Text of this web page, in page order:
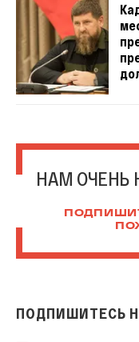
НАМ
ПОДПИШИТЕСЬ